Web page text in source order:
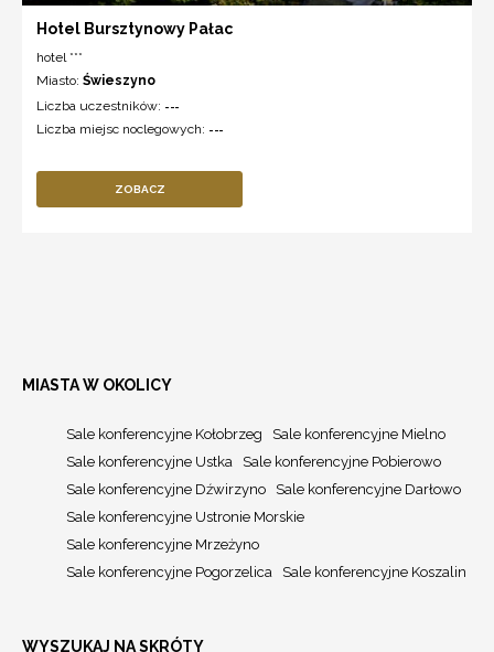
Hotel Bursztynowy Pałac
hotel ***
Miasto: Świeszyno
Liczba uczestników: ---
Liczba miejsc noclegowych: ---
ZOBACZ
MIASTA W OKOLICY
Sale konferencyjne Kołobrzeg
Sale konferencyjne Mielno
Sale konferencyjne Ustka
Sale konferencyjne Pobierowo
Sale konferencyjne Dźwirzyno
Sale konferencyjne Darłowo
Sale konferencyjne Ustronie Morskie
Sale konferencyjne Mrzeżyno
Sale konferencyjne Pogorzelica
Sale konferencyjne Koszalin
WYSZUKAJ NA SKRÓTY